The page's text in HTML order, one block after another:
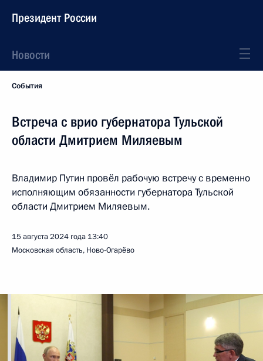
Президент России
Новости
События
Встреча с врио губернатора Тульской
области Дмитрием Миляевым
Владимир Путин провёл рабочую встречу с временно
исполняющим обязанности губернатора Тульской
области Дмитрием Миляевым.
15 августа 2024 года 13:40
Московская область, Ново-Огарёво